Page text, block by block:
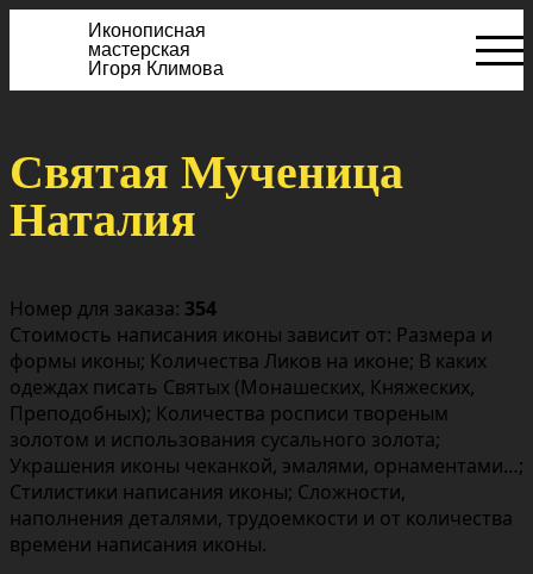
Иконописная
мастерская
Игоря Климова
Святая Мученица
Наталия
Номер для заказа: 354
Стоимость написания иконы зависит от: Размера и
формы иконы; Количества Ликов на иконе; В каких
одеждах писать Святых (Монашеских, Княжеских,
Преподобных); Количества росписи твореным
золотом и использования сусального золота;
Украшения иконы чеканкой, эмалями, орнаментами…;
Стилистики написания иконы; Сложности,
наполнения деталями, трудоемкости и от количества
времени написания иконы.